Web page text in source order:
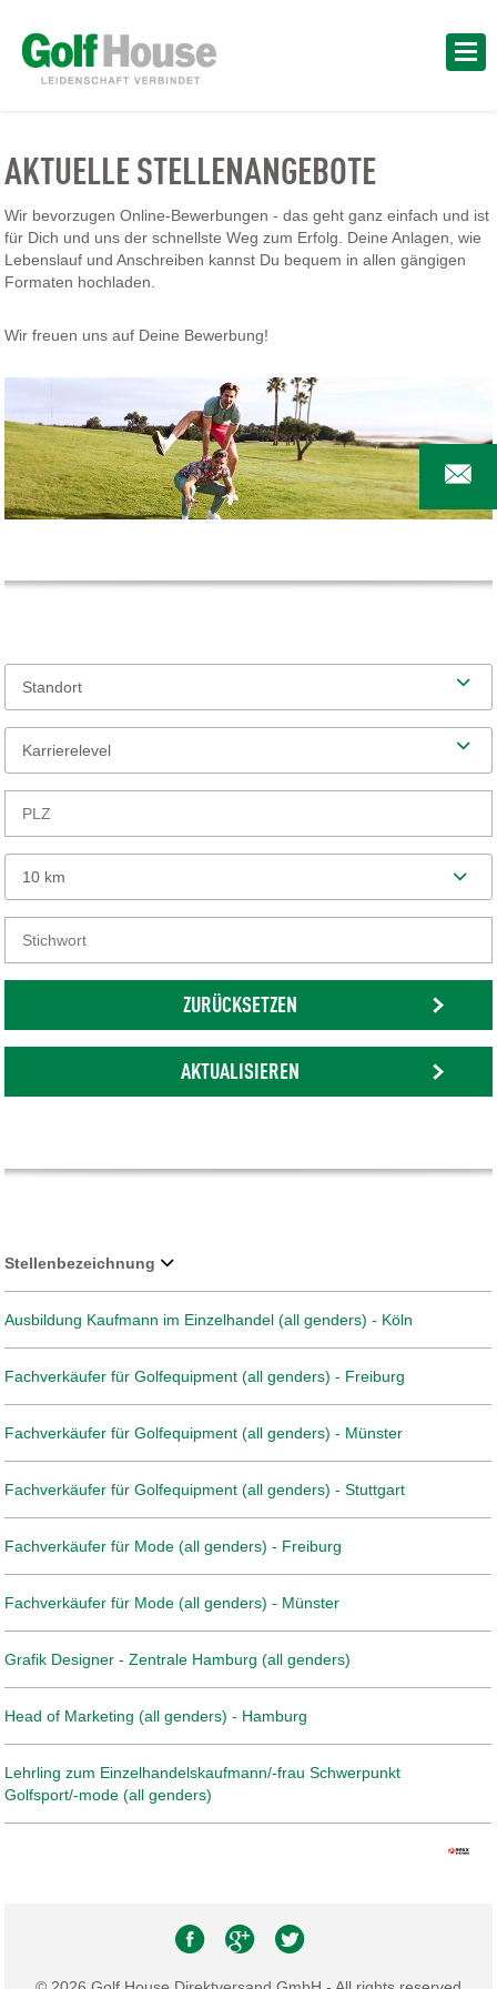
AKTUELLE STELLENANGEBOTE
Wir bevorzugen Online-Bewerbungen - das geht ganz einfach und ist
für Dich und uns der schnellste Weg zum Erfolg. Deine Anlagen, wie
Lebenslauf und Anschreiben kannst Du bequem in allen gängigen
Formaten hochladen.
Wir freuen uns auf Deine Bewerbung!
Standort
Karrierelevel
10 km
ZURÜCKSETZEN
AKTUALISIEREN
Stellenbezeichnung
Ausbildung Kaufmann im Einzelhandel (all genders) - Köln
Fachverkäufer für Golfequipment (all genders) - Freiburg
Fachverkäufer für Golfequipment (all genders) - Münster
Fachverkäufer für Golfequipment (all genders) - Stuttgart
Fachverkäufer für Mode (all genders) - Freiburg
Fachverkäufer für Mode (all genders) - Münster
Grafik Designer - Zentrale Hamburg (all genders)
Head of Marketing (all genders) - Hamburg
Lehrling zum Einzelhandelskaufmann/-frau Schwerpunkt
Golfsport/-mode (all genders)